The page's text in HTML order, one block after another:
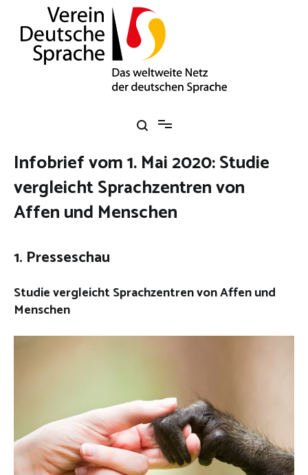
springen
Infobrief vom 1. Mai 2020: Studie
vergleicht Sprachzentren von
Affen und Menschen
1. Presseschau
Studie vergleicht Sprachzentren von Affen und
Menschen